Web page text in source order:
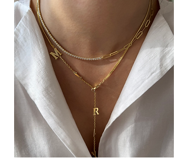
yoktur.Ürünler sipariş üstüne kişiye
özel olarak hazırlanır.Küpe
kategorisindeki ürünlerimiz hijyen
nedeniyle iade alınmamaktadır.
Diğer ürünlerimiz için bizimle 14
gün içinde iletişime geçerek
iade değişim talebinizi
iletebilirsiniz.İade/değişim sürecin
deki kargo ücreti yine anlaşmalı
ücretimizle,tarafınızca
karşılanır.Ürün bize ulaştıktan
sonra değerlendirmesi yapılır ve
sizinle iletişimde